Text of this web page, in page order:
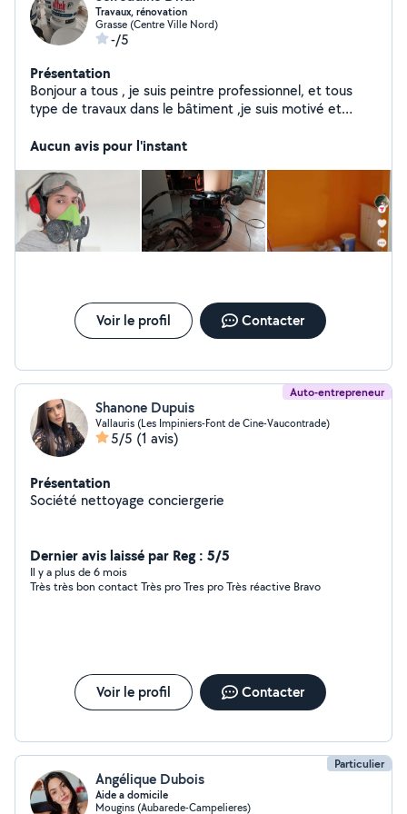
Travaux, rénovation
Grasse (Centre Ville Nord)
-/5
Présentation
Bonjour a tous , je suis peintre professionnel, et tous
type de travaux dans le bâtiment ,je suis motivé et
rapidité Mes qualifications professionnelles Peintre
Redressage des murs et des plafonds Utilisation pro de
l'airlaisse Travail a la journée ou par forfait Rémunération
a voir en fonction des travaux
Aucun avis pour l'instant
Voir le profil Contacter
Auto-entrepreneur
Shanone Dupuis
Vallauris (Les Impiniers-Font de Cine-Vaucontrade)
5/5 (1 avis)
Présentation
Société nettoyage conciergerie
Dernier avis laissé par Reg : 5/5
Il y a plus de 6 mois
Très très bon contact Très pro Tres pro Très réactive Bravo
Voir le profil Contacter
Particulier
Angélique Dubois
Aide a domicile
Mougins (Aubarede-Campelieres)